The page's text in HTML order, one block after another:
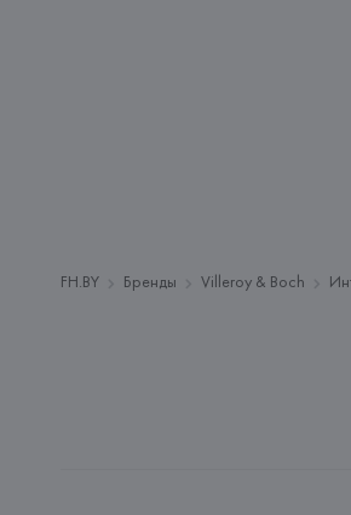
FH.BY Бренды Villeroy & Boch